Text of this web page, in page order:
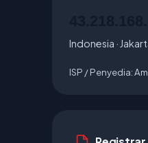
Indonesia ·
ISP / Penyedia: